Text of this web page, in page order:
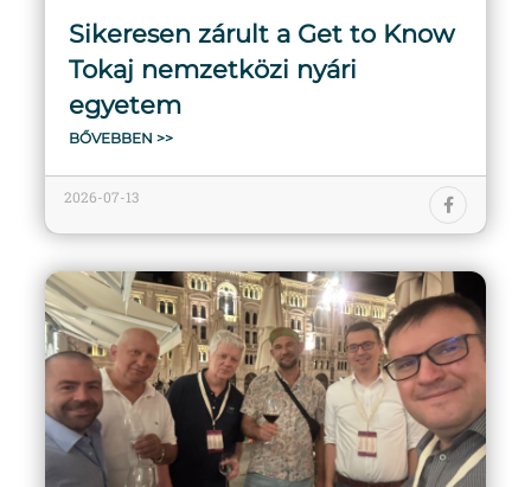
Sikeresen zárult a Get to Know
Tokaj nemzetközi nyári
egyetem
BŐVEBBEN >>
2026-07-13